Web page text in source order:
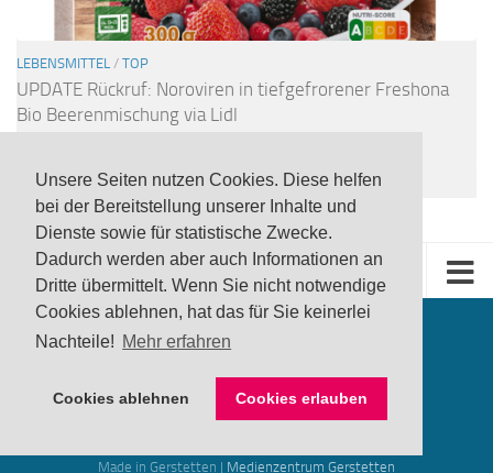
Unsere Seiten nutzen Cookies. Diese helfen
bei der Bereitstellung unserer Inhalte und
Dienste sowie für statistische Zwecke.
Dadurch werden aber auch Informationen an
Dritte übermittelt. Wenn Sie nicht notwendige
Cookies ablehnen, hat das für Sie keinerlei
Nachteile! Mehr erfahren
Cookies ablehnen Cookies erlauben
LEBENSMITTEL / TOP
UPDATE Rückruf: Noroviren in tiefgefrorener Freshona
Bio Beerenmischung via Lidl
Made in Gerstetten | Medienzentrum Gerstetten